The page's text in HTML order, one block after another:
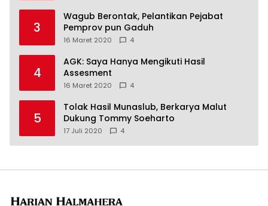
3
Wagub Berontak, Pelantikan Pejabat
Pemprov pun Gaduh
16 Maret 2020 4
4
AGK: Saya Hanya Mengikuti Hasil
Assesment
16 Maret 2020 4
5
Tolak Hasil Munaslub, Berkarya Malut
Dukung Tommy Soeharto
17 Juli 2020 4